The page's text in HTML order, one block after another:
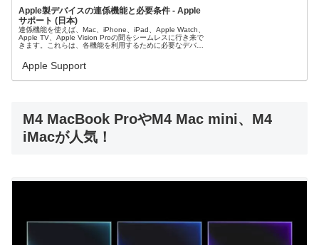
Apple製デバイスの連係機能と必要条件 - Apple
サポート (日本)
連係機能を使えば、Mac、iPhone、iPad、Apple Watch、
Apple TV、Apple Vision Proの間をシームレスに行き来で
きます。これらは、各機能を利用するために必要なデバイ
Apple Support
M4 MacBook ProやM4 Mac mini、M4
iMacが人気！